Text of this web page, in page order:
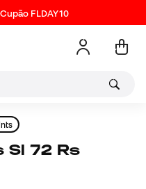
FLDAY10
Sl 72 Rs